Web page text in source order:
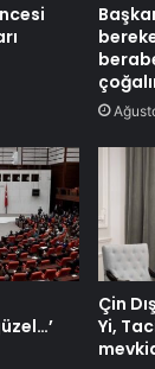
Çin
Yi,